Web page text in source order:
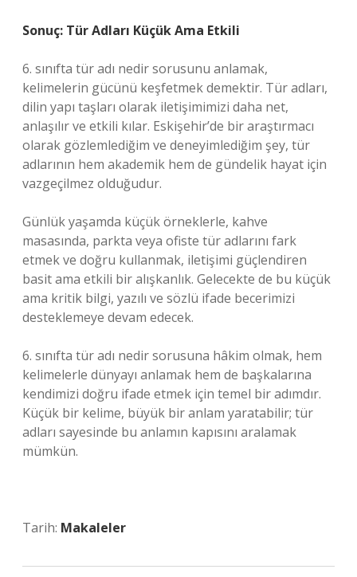
Sonuç: Tür Adları Küçük Ama Etkili
6. sınıfta tür adı nedir sorusunu anlamak,
kelimelerin gücünü keşfetmek demektir. Tür adları,
dilin yapı taşları olarak iletişimimizi daha net,
anlaşılır ve etkili kılar. Eskişehir’de bir araştırmacı
olarak gözlemlediğim ve deneyimlediğim şey, tür
adlarının hem akademik hem de gündelik hayat için
vazgeçilmez olduğudur.
Günlük yaşamda küçük örneklerle, kahve
masasında, parkta veya ofiste tür adlarını fark
etmek ve doğru kullanmak, iletişimi güçlendiren
basit ama etkili bir alışkanlık. Gelecekte de bu küçük
ama kritik bilgi, yazılı ve sözlü ifade becerimizi
desteklemeye devam edecek.
6. sınıfta tür adı nedir sorusuna hâkim olmak, hem
kelimelerle dünyayı anlamak hem de başkalarına
kendimizi doğru ifade etmek için temel bir adımdır.
Küçük bir kelime, büyük bir anlam yaratabilir; tür
adları sayesinde bu anlamın kapısını aralamak
mümkün.
Tarih: Makaleler